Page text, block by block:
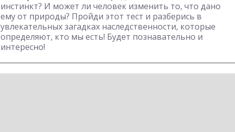
инстинкт? И может ли человек изменить то, что дано
ему от природы? Пройди этот тест и разберись в
увлекательных загадках наследственности, которые
определяют, кто мы есть! Будет познавательно и
интересно!